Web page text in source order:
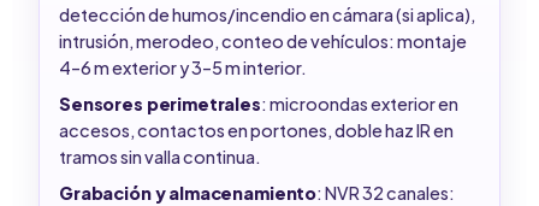
detección de humos/incendio en cámara (si aplica),
intrusión, merodeo, conteo de vehículos: montaje
4–6 m exterior y 3–5 m interior.
Sensores perimetrales: microondas exterior en
accesos, contactos en portones, doble haz IR en
tramos sin valla continua.
Grabación y almacenamiento: NVR 32 canales: